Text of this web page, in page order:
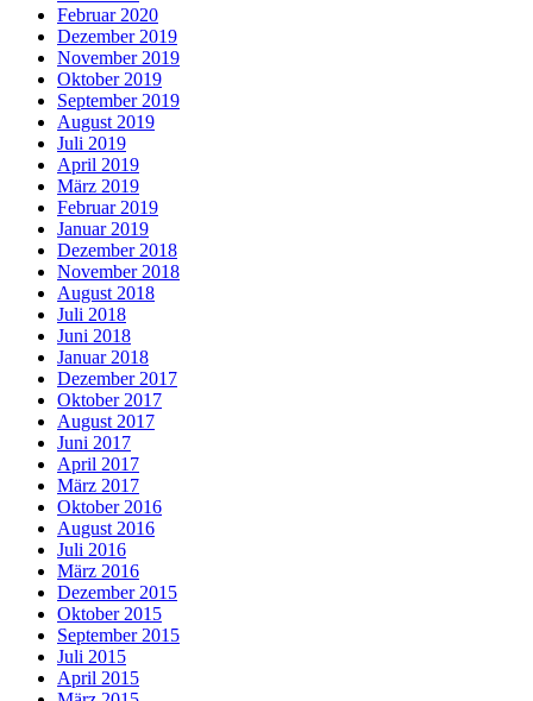
Februar 2020
Dezember 2019
November 2019
Oktober 2019
September 2019
August 2019
Juli 2019
April 2019
März 2019
Februar 2019
Januar 2019
Dezember 2018
November 2018
August 2018
Juli 2018
Juni 2018
Januar 2018
Dezember 2017
Oktober 2017
August 2017
Juni 2017
April 2017
März 2017
Oktober 2016
August 2016
Juli 2016
März 2016
Dezember 2015
Oktober 2015
September 2015
Juli 2015
April 2015